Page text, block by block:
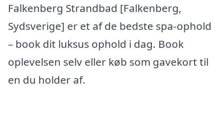
Falkenberg Strandbad [Falkenberg,
Sydsverige] er et af de bedste spa-ophold
– book dit luksus ophold i dag. Book
oplevelsen selv eller køb som gavekort til
en du holder af.